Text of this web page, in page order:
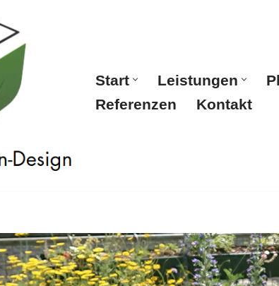
Start Leistungen
Referenzen
Kontakt
Start